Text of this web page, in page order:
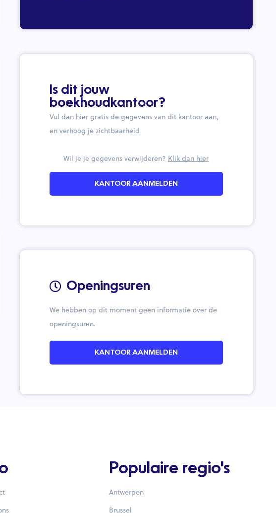
Is dit jouw
boekhoudkantoor?
Vul dan hier gratis de gegevens van dit kantoor aan,
en verhoog je zichtbaarheid
Wil je je gegevens verwijderen? Klik dan hier
KANTOOR AANMELDEN
Openingsuren
We hebben op dit moment geen informatie over de
openingsuren.
KANTOOR AANMELDEN
Populaire regio's
Antwerpen
Brussel